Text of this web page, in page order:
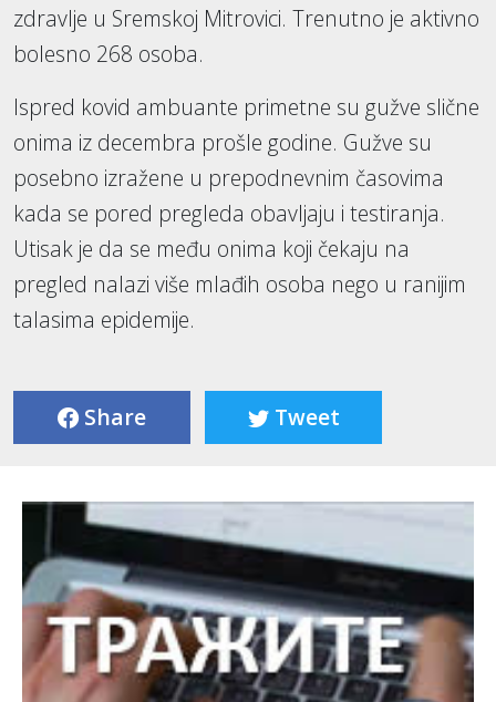
zdravlje u Sremskoj Mitrovici. Trenutno je aktivno
bolesno 268 osoba.
Ispred kovid ambuante primetne su gužve slične
onima iz decembra prošle godine. Gužve su
posebno izražene u prepodnevnim časovima
kada se pored pregleda obavljaju i testiranja.
Utisak je da se među onima koji čekaju na
pregled nalazi više mlađih osoba nego u ranijim
talasima epidemije.
Share Tweet